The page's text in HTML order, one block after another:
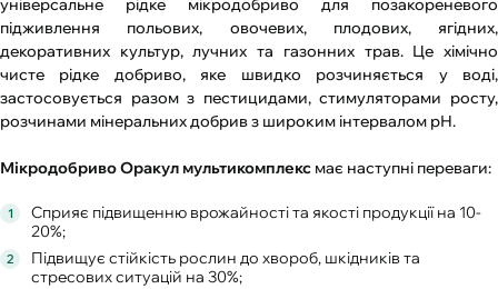
універсальне рідке мікродобриво для позакореневого
підживлення польових, овочевих, плодових, ягідних,
декоративних культур, лучних та газонних трав. Це хімічно
чисте рідке добриво, яке швидко розчиняється у воді,
застосовується разом з пестицидами, стимуляторами росту,
розчинами мінеральних добрив з широким інтервалом рН.
Мікродобриво Оракул мультикомплекс має наступні переваги:
Сприяє підвищенню врожайності та якості продукції на 10-
20%;
Підвищує стійкість рослин до хвороб, шкідників та
стресових ситуацій на 30%;